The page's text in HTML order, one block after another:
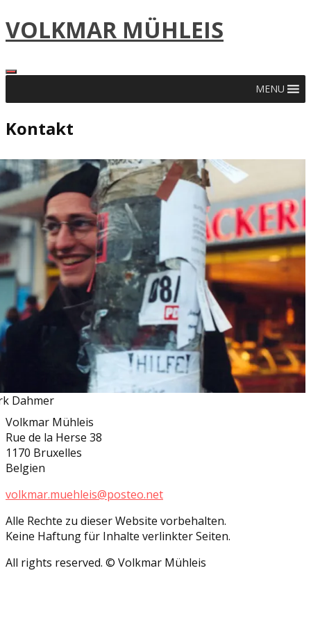
Skip
to
VOLKMAR MÜHLEIS
MENU
Kontakt
Dahmer
Volkmar Mühleis
Rue de la Herse 38
1170 Bruxelles
Belgien
volkmar.muehleis@posteo.net
Alle Rechte zu dieser Website vorbehalten.
Keine Haftung für Inhalte verlinkter Seiten.
All rights reserved. © Volkmar Mühleis